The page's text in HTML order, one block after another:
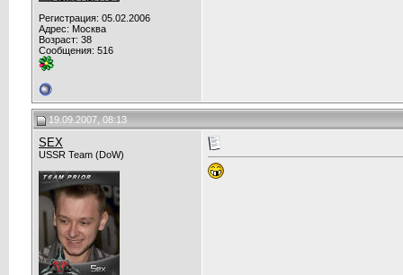
Регистрация: 05.02.2006
Адрес: Москва
Возраст: 38
Сообщения: 516
19.09.2007, 08:13
SEX
USSR Team (DoW)